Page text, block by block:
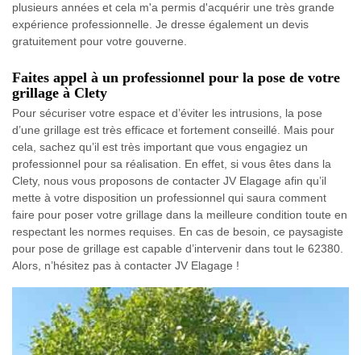
plusieurs années et cela m'a permis d'acquérir une très grande
expérience professionnelle. Je dresse également un devis
gratuitement pour votre gouverne.
Faites appel à un professionnel pour la pose de votre
grillage à Clety
Pour sécuriser votre espace et d’éviter les intrusions, la pose
d’une grillage est très efficace et fortement conseillé. Mais pour
cela, sachez qu’il est très important que vous engagiez un
professionnel pour sa réalisation. En effet, si vous êtes dans la
Clety, nous vous proposons de contacter JV Elagage afin qu’il
mette à votre disposition un professionnel qui saura comment
faire pour poser votre grillage dans la meilleure condition toute en
respectant les normes requises. En cas de besoin, ce paysagiste
pour pose de grillage est capable d’intervenir dans tout le 62380.
Alors, n’hésitez pas à contacter JV Elagage !